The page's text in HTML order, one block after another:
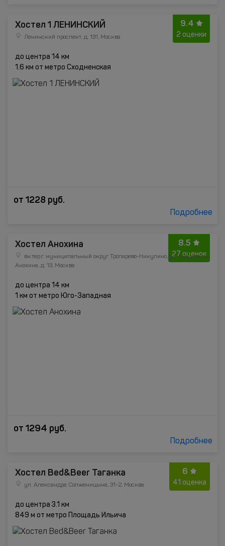
9.4
2 оценки
Хостел 1 ЛЕНИНСКИЙ
Ленинский проспект, д. 131, Москва
до центра 14 км
1.6 км от метро Сходненская
от 1228 руб.
Подробнее
8.5
27 оценок
Хостел Анохина
вн.тер.г. муниципальный округ Тропарево-Никулино, ул Академика
Анохина, д. 13, Москва
до центра 14 км
1 км от метро Юго-Западная
от 1294 руб.
Подробнее
6
41 оценка
Хостел Bed&Beer Таганка
ул. Александра Солженицына, 31-2, Москва
до центра 3.1 км
849 м от метро Площадь Ильича